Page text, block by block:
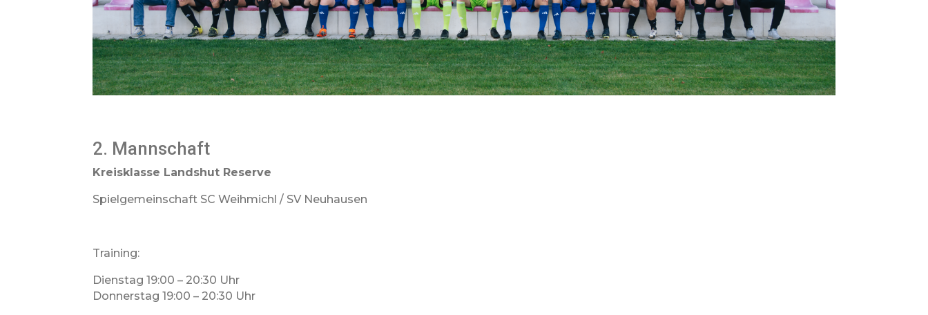
2. Mannschaft
Kreisklasse Landshut Reserve
Spielgemeinschaft SC Weihmichl / SV Neuhausen
Training:
Dienstag 19:00 – 20:30 Uhr
Donnerstag 19:00 – 20:30 Uhr